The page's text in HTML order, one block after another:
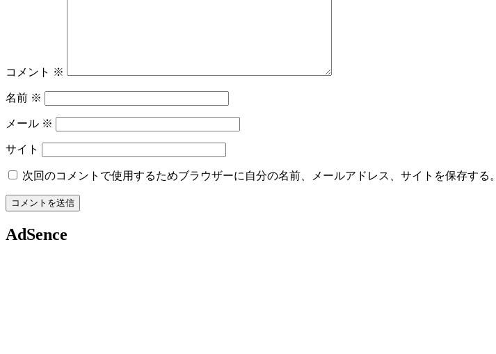
コメント ※
名前 ※
メール ※
サイト
次回のコメントで使用するためブラウザーに自分の名前、メールアドレス、サイトを保存する。
AdSence